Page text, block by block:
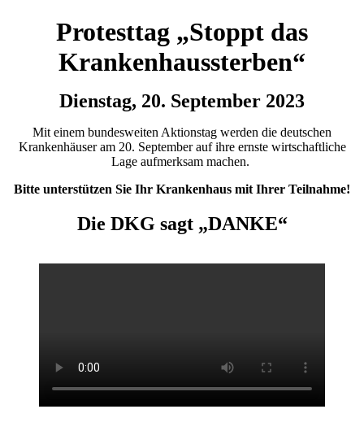
Protesttag „Stoppt das
Krankenhaussterben“
Dienstag, 20. September 2023
Mit einem bundesweiten Aktionstag werden die deutschen
Krankenhäuser am 20. September auf ihre ernste wirtschaftliche
Lage aufmerksam machen.
Bitte unterstützen Sie Ihr Krankenhaus mit Ihrer Teilnahme!
Die DKG sagt „DANKE“